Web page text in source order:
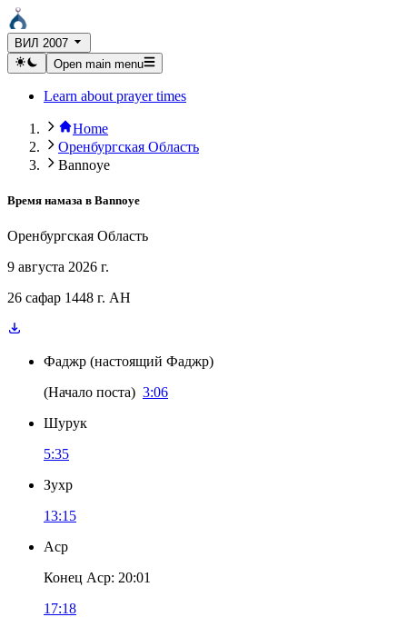
ВИЛ 2007
Open main menu
Learn about prayer times
Home
Оренбургская Область
Bannoye
Время намаза в Bannoye
Оренбургская Область
9 августа 2026 г.
26 сафар 1448 г. AH
Фаджр (настоящий Фаджр)
(Начало поста) 3:06
Шурук
5:35
Зухр
13:15
Аср
Конец Аср: 20:01
17:18